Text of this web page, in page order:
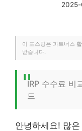
이 포스팅은 파트너스
받습니다.
IRP 수수료 비
드
안녕하세요! 많